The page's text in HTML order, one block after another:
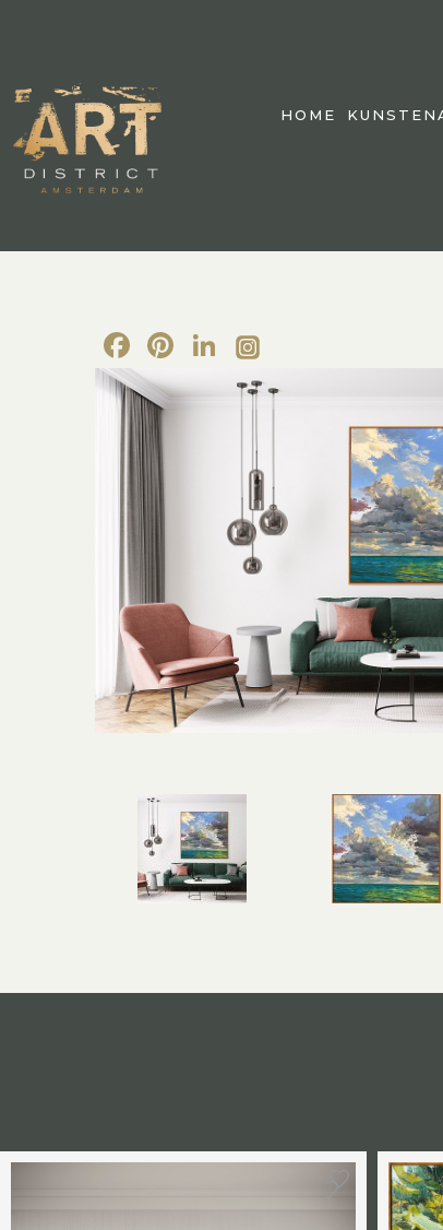
HOME
Facebook
Pinterest
LinkedIn